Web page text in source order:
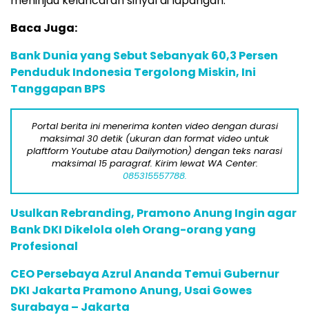
Baca Juga:
Bank Dunia yang Sebut Sebanyak 60,3 Persen
Penduduk Indonesia Tergolong Miskin, Ini
Tanggapan BPS
Portal berita ini menerima konten video dengan durasi
maksimal 30 detik (ukuran dan format video untuk
plaftform Youtube atau Dailymotion) dengan teks narasi
maksimal 15 paragraf. Kirim lewat WA Center:
085315557788.
Usulkan Rebranding, Pramono Anung Ingin agar
Bank DKI Dikelola oleh Orang-orang yang
Profesional
CEO Persebaya Azrul Ananda Temui Gubernur
DKI Jakarta Pramono Anung, Usai Gowes
Surabaya – Jakarta